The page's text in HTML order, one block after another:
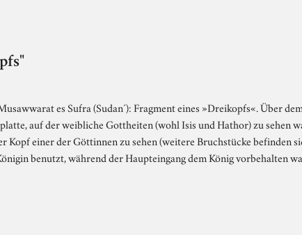
es Sufra (Sudan´): Fragment eines »Dreikopfs«. Über
auf der weibliche Gottheiten (wohl Isis und Hathor) zu sehen
einer der Göttinnen zu sehen (weitere Bruchstücke befinden
benutzt, während der Haupteingang dem König vorbehalten